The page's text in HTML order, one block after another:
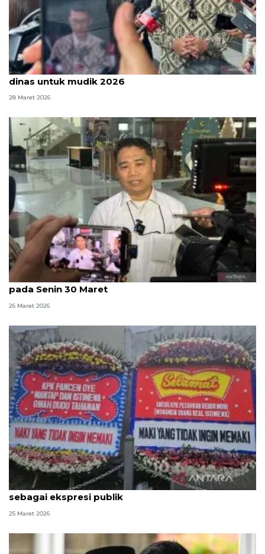
KPK sebut masih ada penyalahgunaan kendaraan
dinas untuk mudik 2026
28 Maret 2026
KPK: Kasus kuota haji berprogres, kami sampaikan
pada Senin 30 Maret
26 Maret 2026
KPK nilai spanduk dan karangan bunga dari MAKI
sebagai ekspresi publik
25 Maret 2026